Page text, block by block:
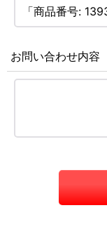
お問い合わせ内容